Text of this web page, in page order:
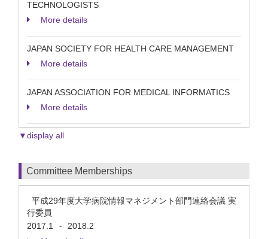
TECHNOLOGISTS
More details
JAPAN SOCIETY FOR HEALTH CARE MANAGEMENT
More details
JAPAN ASSOCIATION FOR MEDICAL INFORMATICS
More details
▼display all
Committee Memberships
平成29年度大学病院情報マネジメント部門連絡会議 実
行委員
2017.1
-
2018.2